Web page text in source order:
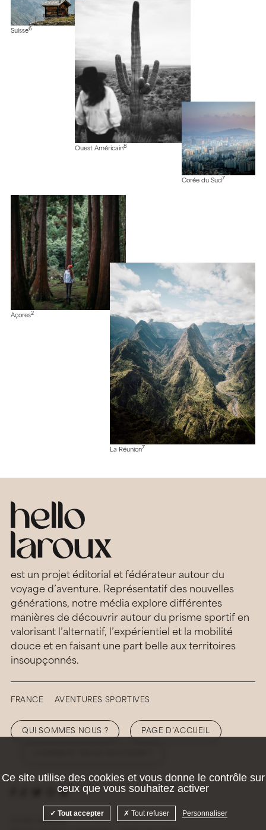
Suisse6
Ouest Américain8
Corée du Sud 7
Açores2
La Réunion7
est un projet éditorial et fédérateur autour du
voyage d’aventure. Représentatif des nouvelles
générations, notre média explore différentes
manières de découvrir autour du prisme sportif en
valorisant l’alternatif, l’expérientiel et la mobilité
douce et en faisant une part belle aux territoires
insoupçonnés.
FRANCE AVENTURES SPORTIVES
QUI SOMMES NOUS ? PAGE D’ACCUEIL
© 2026 Hellolaroux
Ce site utilise des cookies et vous donne le contrôle sur
ceux que vous souhaitez activer
Tout accepter Tout refuser Personnaliser